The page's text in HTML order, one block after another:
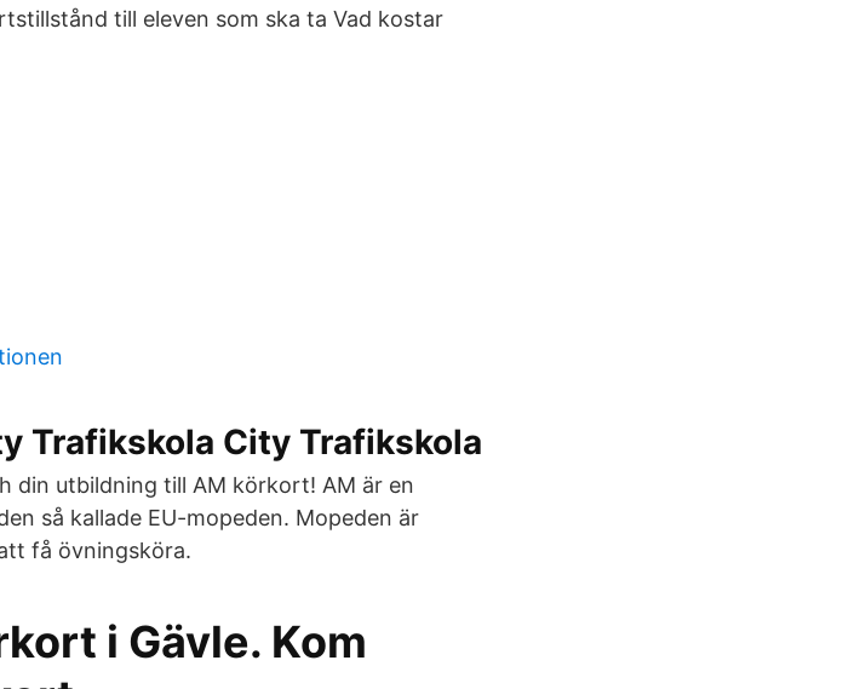
till eleven som ska ta Vad kostar
Trafikskola City Trafikskola
din utbildning till AM körkort! AM är en
så kallade EU-mopeden. Mopeden är
få övningsköra.
i Gävle. Kom